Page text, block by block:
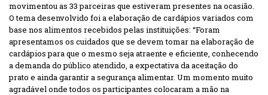
movimentou as 33 parceiras que estiveram presentes na ocasião.
O tema desenvolvido foi a elaboração de cardápios variados com
base nos alimentos recebidos pelas instituições: “Foram
apresentamos os cuidados que se devem tomar na elaboração de
cardápios para que o mesmo seja atraente e eficiente, conhecendo
a demanda do público atendido, a expectativa da aceitação do
prato e ainda garantir a segurança alimentar. Um momento muito
agradável onde todos os participantes colocaram a mão na